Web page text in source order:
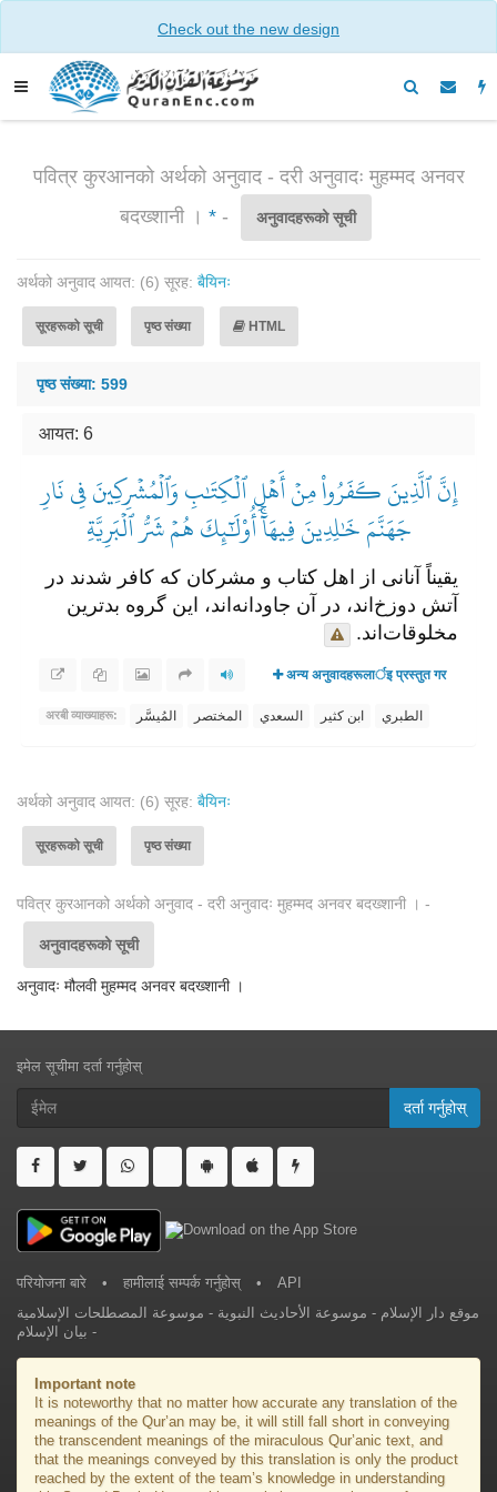
Check out the new design
पवित्र कुरआनको अर्थको अनुवाद - दरी अनुवादः मुहम्मद अनवर
बदख्शानी । *- अनुवादहरूको सूची
अर्थको अनुवाद आयत: (6) सूरह: बैयिनः
सूरहरूको सूची पृष्ठ संख्या HTML
पृष्ठ संख्या: 599
आयत: 6
إِنَّ ٱلَّذِينَ كَفَرُواْ مِنۡ أَهۡلِ ٱلۡكِتَٰبِ وَٱلۡمُشۡرِكِينَ فِي نَارِ
جَهَنَّمَ خَٰلِدِينَ فِيهَآۚ أُوْلَٰٓئِكَ هُمۡ شَرُّ ٱلۡبَرِيَّةِ
یقیناً آنانی از اهل کتاب و مشرکان که کافر شدند در
آتش دوزخ‌اند، در آن جاودانه‌اند، این گروه بدترین
مخلوقات‌اند.
अन्य अनुवादहरूलार्इ प्रस्तुत गर
अरबी व्याख्याहरू: المُيسَّر المختصر السعدي ابن كثير الطبري
अर्थको अनुवाद आयत: (6) सूरह: बैयिनः
सूरहरूको सूची पृष्ठ संख्या
पवित्र कुरआनको अर्थको अनुवाद - दरी अनुवादः मुहम्मद अनवर बदख्शानी । -
अनुवादहरूको सूची
अनुवादः मौलवी मुहम्मद अनवर बदख्शानी ।
इमेल सूचीमा दर्ता गर्नुहोस्
दर्ता गर्नुहोस्
परियोजना बारे • हामीलाई सम्पर्क गर्नुहोस् •
API
موقع دار الإسلام - موسوعة الأحاديث النبوية - موسوعة المصطلحات الإسلامية
- بيان الإسلام
Important note
It is noteworthy that no matter how accurate any translation of the
meanings of the Qur’an may be, it will still fall short in conveying
the transcendent meanings of the miraculous Qur’anic text, and
that the meanings conveyed by this translation is only the product
reached by the extent of the team’s knowledge in understanding